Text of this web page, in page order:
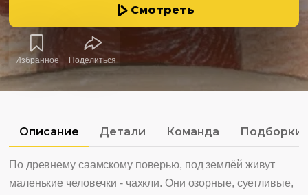
Смотреть
Избранное Поделиться
Описание Детали Команда Подборки
По древнему саамскому поверью, под землёй живут
маленькие человечки - чахкли. Они озорные, суетливые,